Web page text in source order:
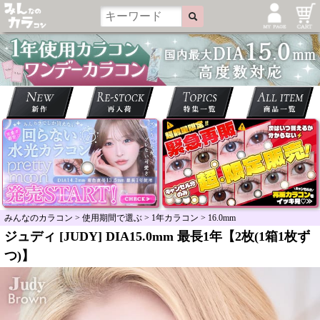
みんなのカラコン > 使用期間で選ぶ > 1年カラコン > 16.0mm
ジュディ [JUDY] DIA15.0mm 最長1年【2枚(1箱1枚ず
つ)】